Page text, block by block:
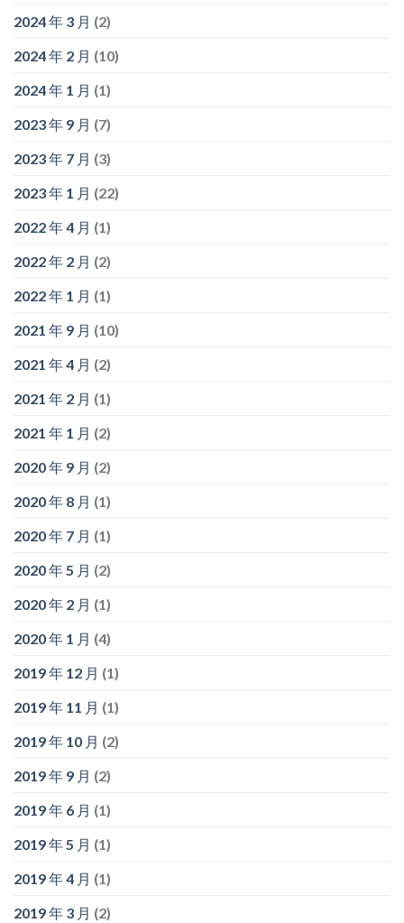
2024 年 3 月 (2)
2024 年 2 月 (10)
2024 年 1 月 (1)
2023 年 9 月 (7)
2023 年 7 月 (3)
2023 年 1 月 (22)
2022 年 4 月 (1)
2022 年 2 月 (2)
2022 年 1 月 (1)
2021 年 9 月 (10)
2021 年 4 月 (2)
2021 年 2 月 (1)
2021 年 1 月 (2)
2020 年 9 月 (2)
2020 年 8 月 (1)
2020 年 7 月 (1)
2020 年 5 月 (2)
2020 年 2 月 (1)
2020 年 1 月 (4)
2019 年 12 月 (1)
2019 年 11 月 (1)
2019 年 10 月 (2)
2019 年 9 月 (2)
2019 年 6 月 (1)
2019 年 5 月 (1)
2019 年 4 月 (1)
2019 年 3 月 (2)